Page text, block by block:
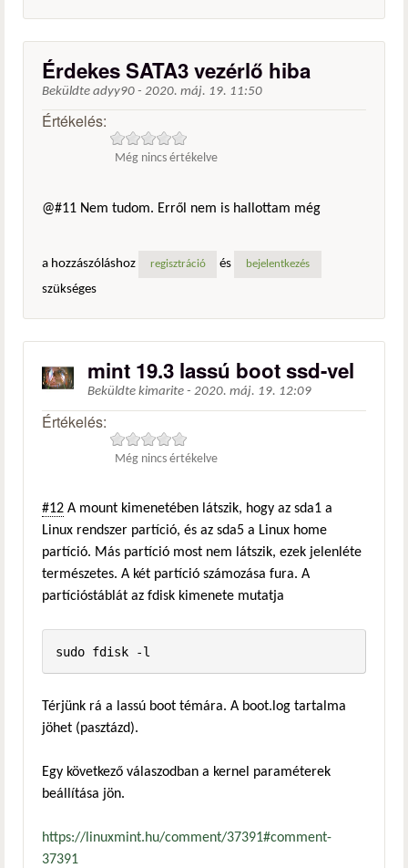
Érdekes SATA3 vezérlő hiba
Beküldte adyy90 - 2020. máj. 19. 11:50
Értékelés:
Még nincs értékelve
@#11 Nem tudom. Erről nem is hallottam még
a hozzászóláshoz regisztráció és bejelentkezés
szükséges
mint 19.3 lassú boot ssd-vel
Beküldte kimarite - 2020. máj. 19. 12:09
Értékelés:
Még nincs értékelve
#12 A mount kimenetében látszik, hogy az sda1 a
Linux rendszer partíció, és az sda5 a Linux home
partíció. Más partíció most nem látszik, ezek jelenléte
természetes. A két partíció számozása fura. A
partícióstáblát az fdisk kimenete mutatja
sudo fdisk -l
Térjünk rá a lassú boot témára. A boot.log tartalma
jöhet (pasztázd).
Egy következő válaszodban a kernel paraméterek
beállítása jön.
https://linuxmint.hu/comment/37391#comment-
37391